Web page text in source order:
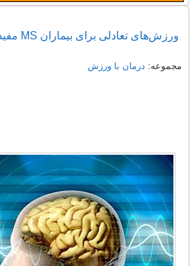
ورزش‌های تعادلی برای بیماران MS مفید است
مجموعه: درمان با ورزش